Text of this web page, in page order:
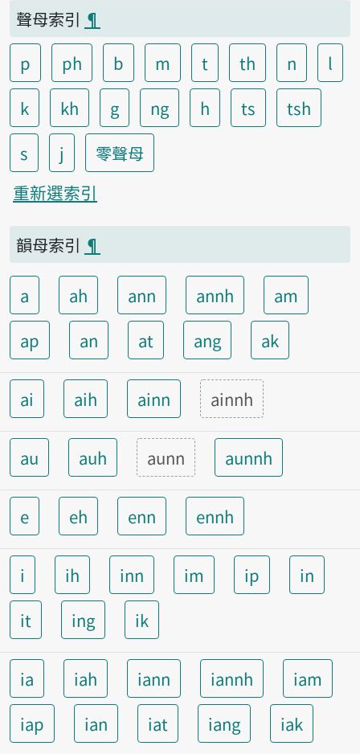
聲母索引 ¶
p
ph b m t th n
l
k
kh g ng h ts
tsh
s
j
零聲母
重新選索引
韻母索引 ¶
a ah ann annh
am
ap
an at ang ak
ai aih ainn ainnh
au auh aunn aunnh
e eh enn ennh
i ih inn im ip
in
it
ing ik
ia iah iann iannh
iam
iap
ian iat iang iak